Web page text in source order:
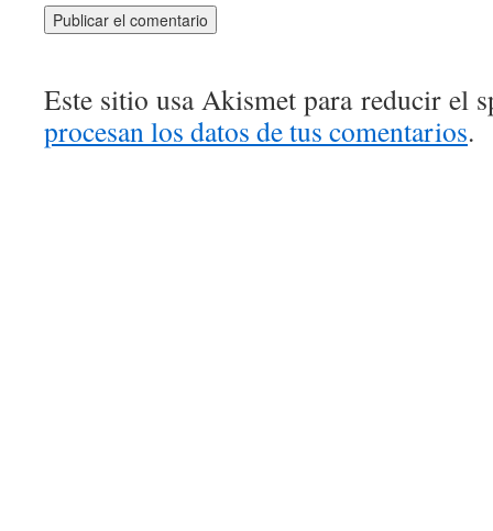
Este sitio usa Akismet para reducir el
procesan los datos de tus comentarios.